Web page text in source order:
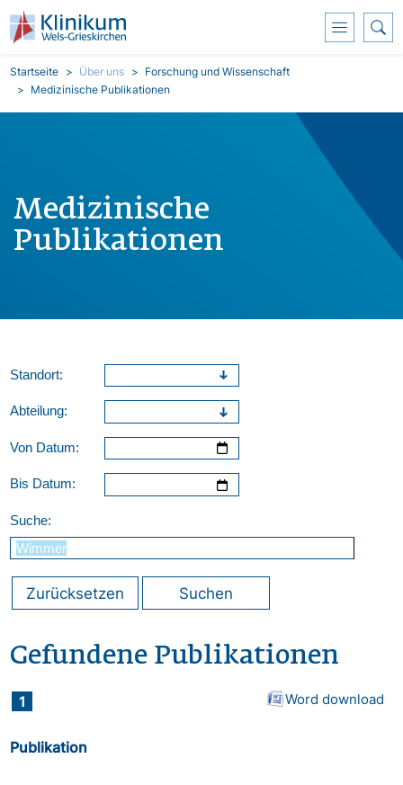
Direkt zum Inhalt
Pfadnavigation
Startseite Über uns
Forschung und Wissenschaft
Medizinische Publikationen
Medizinische
Publikationen
Standort:
Abteilung:
Von Datum:
Bis Datum:
Suche:
Zurücksetzen Suchen
Gefundene Publikationen
1 Word download
Publikation